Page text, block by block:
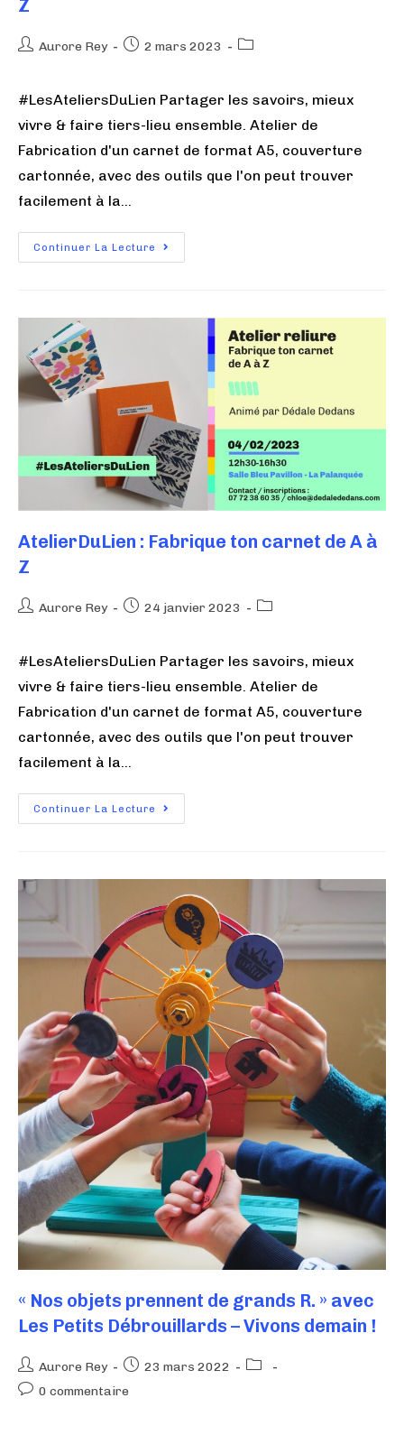
Z
Aurore Rey 2 mars 2023
#LesAteliersDuLien Partager les savoirs, mieux
vivre & faire tiers-lieu ensemble. Atelier de
Fabrication d'un carnet de format A5, couverture
cartonnée, avec des outils que l'on peut trouver
facilement à la…
Continuer La Lecture
AtelierDuLien : Fabrique ton carnet de A à
Z
Aurore Rey 24 janvier 2023
#LesAteliersDuLien Partager les savoirs, mieux
vivre & faire tiers-lieu ensemble. Atelier de
Fabrication d'un carnet de format A5, couverture
cartonnée, avec des outils que l'on peut trouver
facilement à la…
Continuer La Lecture
« Nos objets prennent de grands R. » avec
Les Petits Débrouillards – Vivons demain !
Aurore Rey
23 mars 2022
0 commentaire